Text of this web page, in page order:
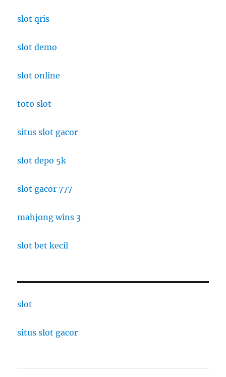
slot qris
slot demo
slot online
toto slot
situs slot gacor
slot depo 5k
slot gacor 777
mahjong wins 3
slot bet kecil
slot
situs slot gacor